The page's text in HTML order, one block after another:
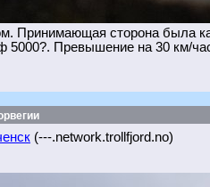
Принимающая сторона была
5000?. Превышение на 30 км/
(---.network.trollfjord.no)